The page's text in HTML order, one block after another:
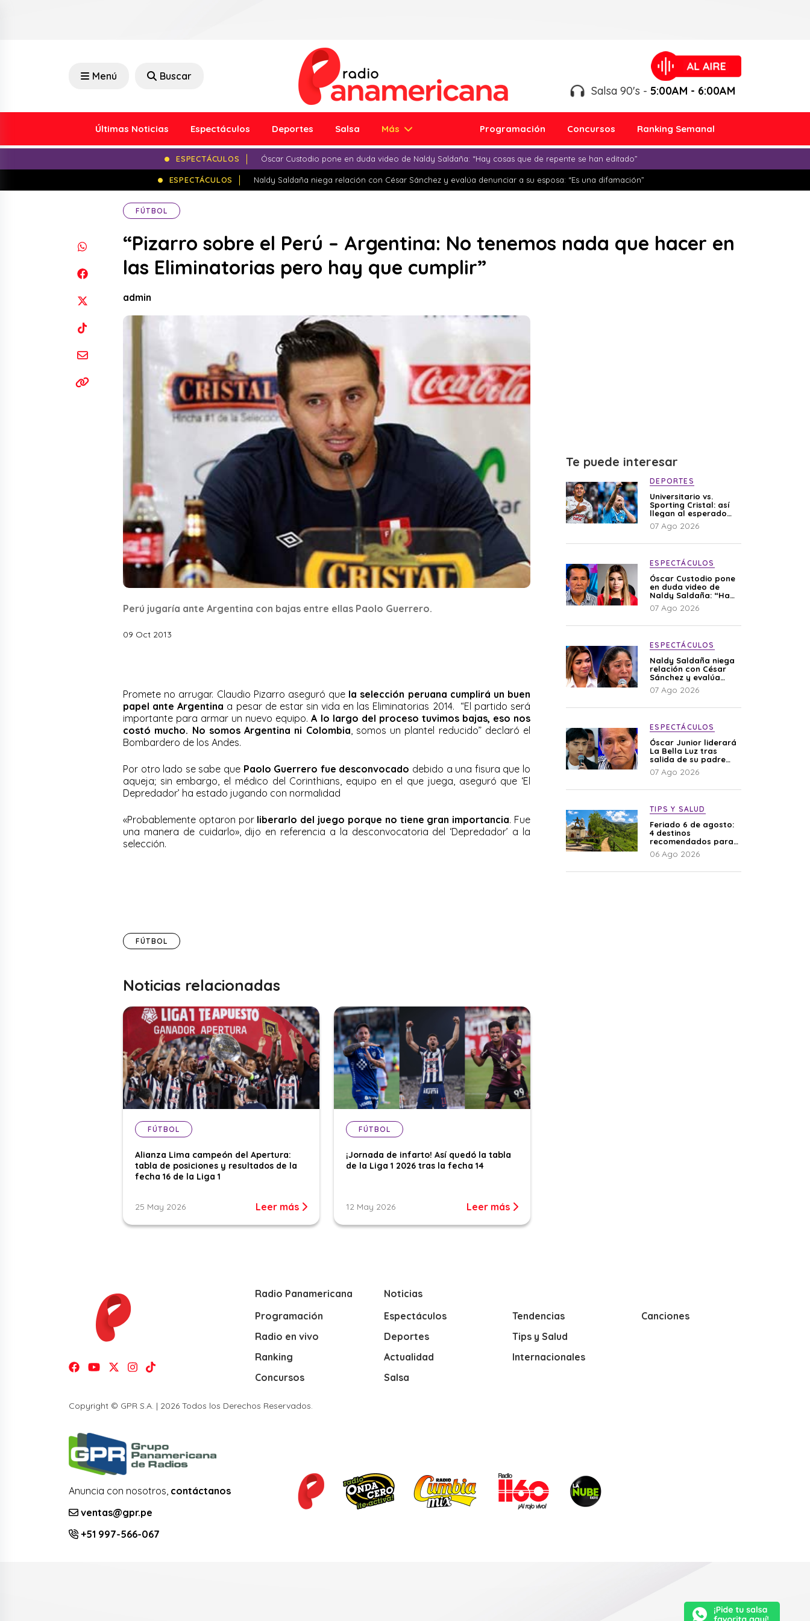
Menú Buscar
Salsa 90's - 5:00AM - 6:00AM
Últimas Noticias Espectáculos Deportes Salsa Más Programación Concursos Ranking Semanal
ESPECTÁCULOS Óscar Custodio pone en duda video de Naldy Saldaña: “Hay cosas que de repente se han editado”
ESPECTÁCULOS Naldy Saldaña niega relación con César Sánchez y evalúa denunciar a su esposa: “Es una difamación”
FÚTBOL
“Pizarro sobre el Perú – Argentina: No tenemos nada que hacer en
las Eliminatorias pero hay que cumplir”
admin
Perú jugaría ante Argentina con bajas entre ellas Paolo Guerrero.
09 Oct 2013
Promete no arrugar. Claudio Pizarro aseguró que la selección peruana cumplirá un buen
papel ante Argentina a pesar de estar sin vida en las Eliminatorias 2014. “El partido será
importante para armar un nuevo equipo. A lo largo del proceso tuvimos bajas, eso nos
costó mucho. No somos Argentina ni Colombia , somos un plantel reducido” declaró el
Bombardero de los Andes.
Por otro lado se sabe que Paolo Guerrero fue desconvocado debido a una fisura que lo
aqueja; sin embargo, el médico del Corinthians, equipo en el que juega, aseguró que ‘El
Depredador’ ha estado jugando con normalidad
«Probablemente optaron por liberarlo del juego porque no tiene gran importancia. Fue
una manera de cuidarlo», dijo en referencia a la desconvocatoria del ‘Depredador’ a la
selección.
FÚTBOL
Noticias relacionadas
FÚTBOL
Alianza Lima campeón del Apertura:
tabla de posiciones y resultados de la
fecha 16 de la Liga 1
25 May 2026 Leer más
FÚTBOL
¡Jornada de infarto! Así quedó la tabla
de la Liga 1 2026 tras la fecha 14
12 May 2026 Leer más
Te puede interesar
DEPORTES
Universitario vs.
Sporting Cristal: así
llegan al esperado
duelo
07 Ago 2026
ESPECTÁCULOS
Óscar Custodio pone
en duda video de
Naldy Saldaña: “Hay
cosas que de repente
se han editado”
07 Ago 2026
ESPECTÁCULOS
Naldy Saldaña niega
relación con César
Sánchez y evalúa
denunciar a su
esposa: “Es una
07 Ago 2026
ESPECTÁCULOS
Óscar Junior liderará
La Bella Luz tras
salida de su padre
por polémica con
Naldy Saldaña
07 Ago 2026
TIPS Y SALUD
Feriado 6 de agosto:
4 destinos
recomendados para
disfrutar el descanso
06 Ago 2026
Radio Panamericana
Programación
Radio en vivo
Ranking
Concursos
Noticias
Espectáculos
Deportes
Actualidad
Salsa
Tendencias
Tips y Salud
Internacionales
Canciones
Copyright © GPR S.A. | 2026 Todos los Derechos Reservados.
Anuncia con nosotros, contáctanos
ventas@gpr.pe
+51 997-566-067